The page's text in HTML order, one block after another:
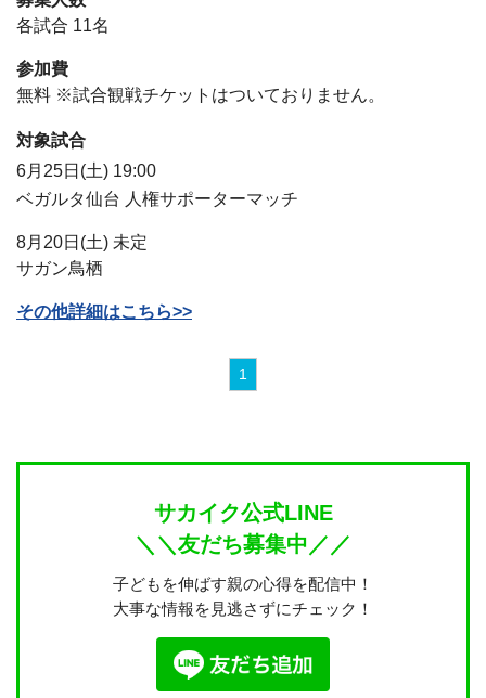
各試合 11名
参加費
無料 ※試合観戦チケットはついておりません。
対象試合
6月25日(土) 19:00
ベガルタ仙台 人権サポーターマッチ
8月20日(土) 未定
サガン鳥栖
その他詳細はこちら>>
1
サカイク公式LINE
＼＼友だち募集中／／
子どもを伸ばす親の心得を配信中！
大事な情報を見逃さずにチェック！